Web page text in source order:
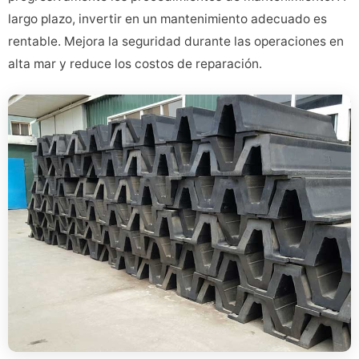
largo plazo, invertir en un mantenimiento adecuado es
rentable. Mejora la seguridad durante las operaciones en
alta mar y reduce los costos de reparación.